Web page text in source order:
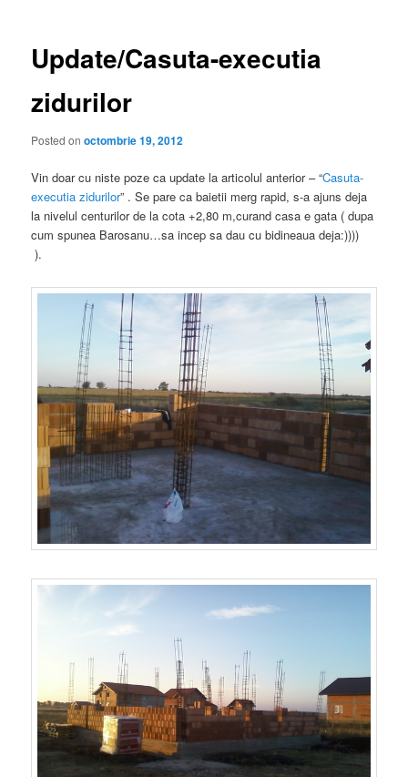
Update/Casuta-executia
zidurilor
Posted onoctombrie 19, 2012
Vin doar cu niste poze ca update la articolul anterior – “Casuta-
executia zidurilor” . Se pare ca baietii merg rapid, s-a ajuns deja
la nivelul centurilor de la cota +2,80 m,curand casa e gata ( dupa
cum spunea Barosanu…sa incep sa dau cu bidineaua deja:))))
).